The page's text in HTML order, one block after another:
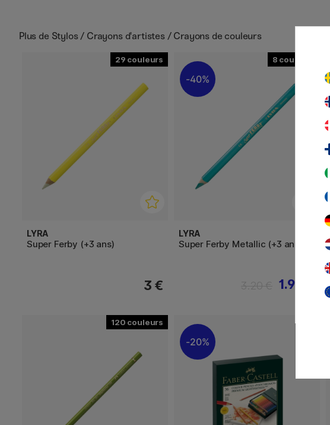
Plus de Stylos / Crayons d'artistes / Crayons de couleurs
29
LYRA
Super Ferby (+3 ans)
3 €
8
40%
LYRA
Super Ferby Metallic (+3 ans)
1.92 €
120
20%